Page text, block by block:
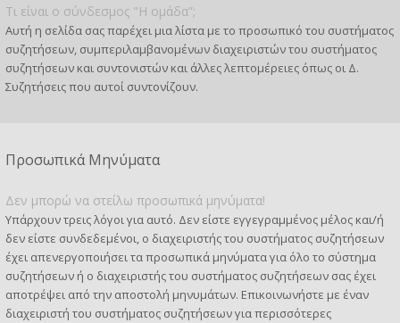
Τι είναι ο σύνδεσμος "Η ομάδα”;
Αυτή η σελίδα σας παρέχει μια λίστα με το προσωπικό του συστήματος
συζητήσεων, συμπεριλαμβανομένων διαχειριστών του συστήματος
συζητήσεων και συντονιστών και άλλες λεπτομέρειες όπως οι Δ.
Συζητήσεις που αυτοί συντονίζουν.
Προσωπικά Μηνύματα
Δεν μπορώ να στείλω προσωπικά μηνύματα!
Υπάρχουν τρεις λόγοι για αυτό. Δεν είστε εγγεγραμμένος μέλος και/ή
δεν είστε συνδεδεμένοι, ο διαχειριστής του συστήματος συζητήσεων
έχει απενεργοποιήσει τα προσωπικά μηνύματα για όλο το σύστημα
συζητήσεων ή ο διαχειριστής του συστήματος συζητήσεων σας έχει
αποτρέψει από την αποστολή μηνυμάτων. Επικοινωνήστε με έναν
διαχειριστή του συστήματος συζητήσεων για περισσότερες